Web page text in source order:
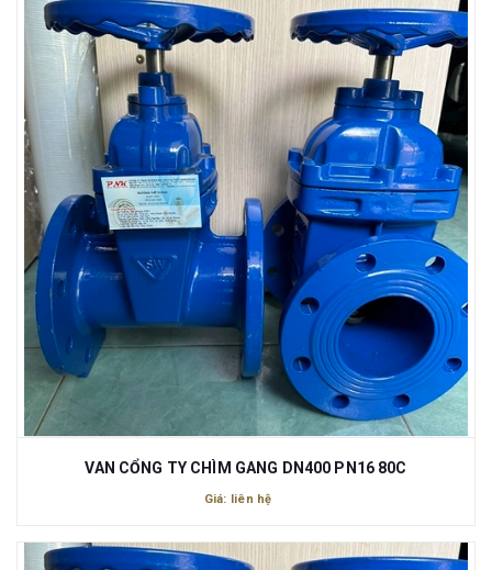
VAN CỔNG TY CHÌM GANG DN400 PN16 80C
Giá: liên hệ